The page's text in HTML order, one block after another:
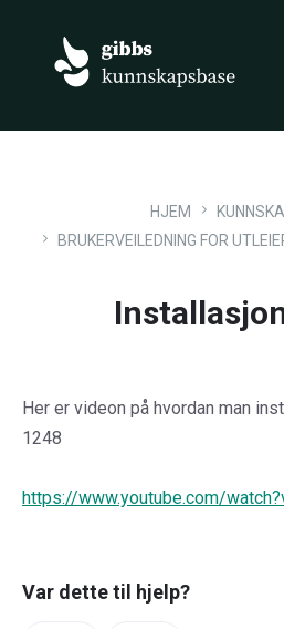
navigation
HJEM
BRUKERVEILEDNING FOR
Her er videon på hvordan man
1248
https://www.youtube.com/
Var dette til hjelp?